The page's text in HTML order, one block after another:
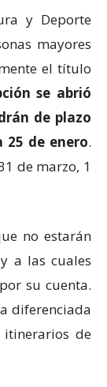
y Deporte
mayores
el título
se abrió
de plazo
25 de enero.
de marzo, 1
no estarán
a las cuales
su cuenta.
diferenciada
de